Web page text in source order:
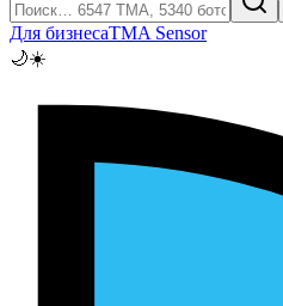
Для бизнесаTMA Sensor
🌙☀️